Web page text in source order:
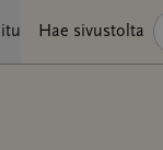
Hae sivustolta